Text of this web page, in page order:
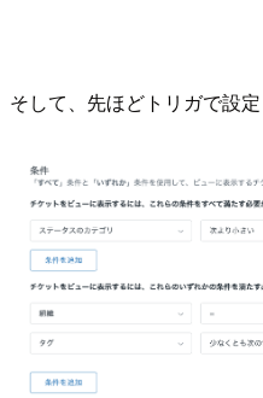
そして、先ほどトリガで設